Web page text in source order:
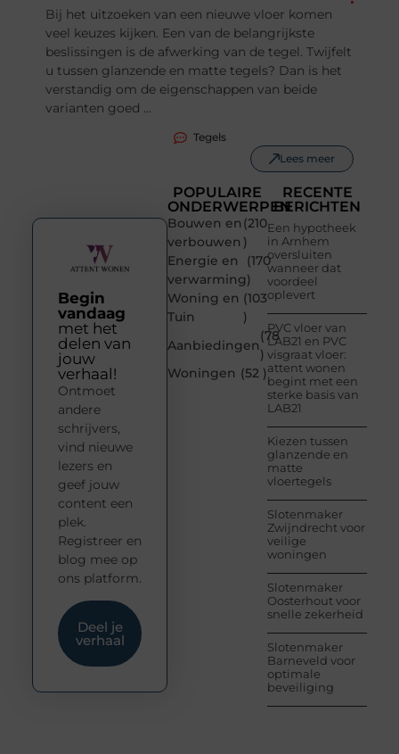
Bij het uitzoeken van een nieuwe vloer komen
veel keuzes kijken. Een van de belangrijkste
beslissingen is de afwerking van de tegel. Twijfelt
u tussen glanzende en matte tegels? Dan is het
verstandig om de eigenschappen van beide
varianten goed ...
Tegels
Lees meer
POPULAIRE
ONDERWERPEN
Bouwen en
verbouwen
(210
)
Energie en
verwarming
(170
)
Woning en
Tuin
(103
)
Aanbiedingen
(78
)
Woningen (52 )
RECENTE
BERICHTEN
Een hypotheek
in Arnhem
oversluiten
wanneer dat
voordeel
oplevert
PVC vloer van
LAB21 en PVC
visgraat vloer:
attent wonen
begint met een
sterke basis van
LAB21
Kiezen tussen
glanzende en
matte
vloertegels
Slotenmaker
Zwijndrecht voor
veilige
woningen
Slotenmaker
Oosterhout voor
snelle zekerheid
Slotenmaker
Barneveld voor
optimale
beveiliging
Begin
vandaag
met het
delen van
jouw
verhaal!
Ontmoet
andere
schrijvers,
vind nieuwe
lezers en
geef jouw
content een
plek.
Registreer en
blog mee op
ons platform.
Deel je
verhaal